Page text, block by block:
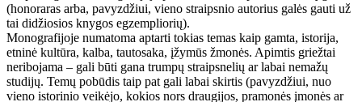
(honoraras arba, pavyzdžiui, vieno straipsnio autorius galės gauti už
tai didžiosios knygos egzempliorių).
Monografijoje numatoma aptarti tokias temas kaip gamta, istorija,
etninė kultūra, kalba, tautosaka, įžymūs žmonės. Apimtis griežtai
neribojama – gali būti gana trumpų straipsnelių ar labai nemažų
studijų. Temų pobūdis taip pat gali labai skirtis (pavyzdžiui, nuo
vieno istorinio veikėjo, kokios nors draugijos, pramonės įmonės ar